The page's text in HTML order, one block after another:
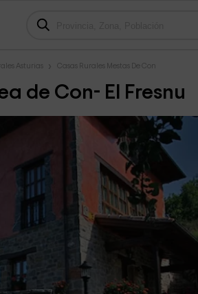
Asturias Casas Rurales Mestas De Con
de Con- El Fresnu